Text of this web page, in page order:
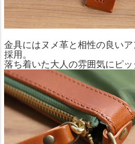
金具にはヌメ革と相性の良い
採用。
落ち着いた大人の雰囲気にピッ